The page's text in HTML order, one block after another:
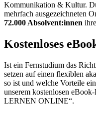
Kommunikation & Kultur.
mehrfach ausgezeichneten
72.000 Absolvent:innen
Kostenloses
Ist ein Fernstudium das
setzen auf einen flexiblen
so ist und welche Vorteile
unserem kostenlosen
LERNEN ONLINE“.